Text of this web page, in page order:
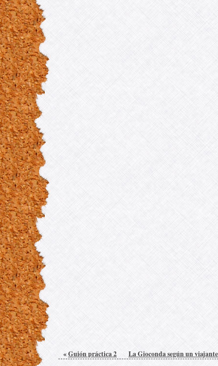
«Guión práctica 2 La Gioconda según un